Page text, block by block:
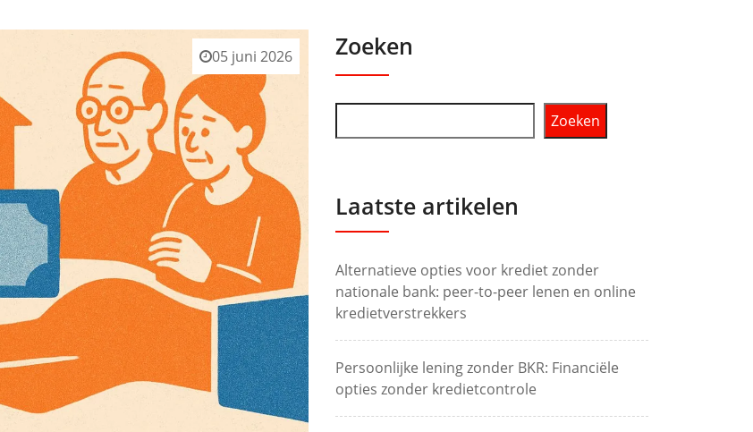
05 juni 2026 Zoeken
Zoeken
Laatste artikelen
Alternatieve opties voor krediet zonder
nationale bank: peer-to-peer lenen en online
kredietverstrekkers
Persoonlijke lening zonder BKR: Financiële
opties zonder kredietcontrole